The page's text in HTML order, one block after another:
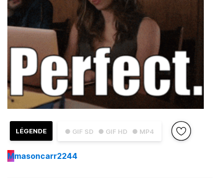
● GIF SD ● GIF HD ● MP4
LÉGENDE
Mmasoncarr2244